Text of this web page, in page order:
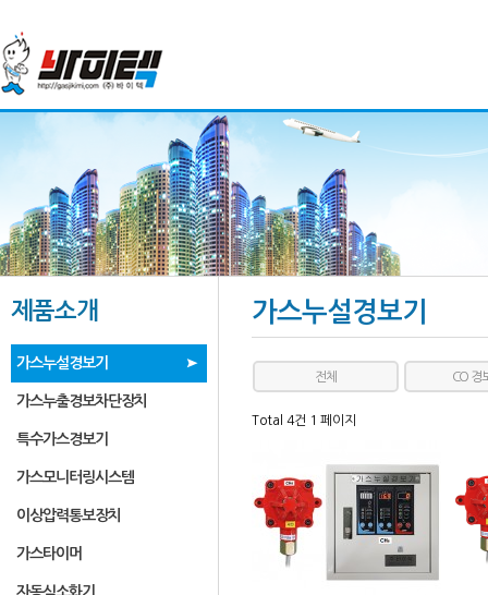
제품소개
가스누설경보기
가스누출경보차단장치
특수가스경보기
가스모니터링시스템
이상압력통보장치
가스타이머
자동식소화기
가스누설경보기
전체 CO 경
Total 4건 1 페이지